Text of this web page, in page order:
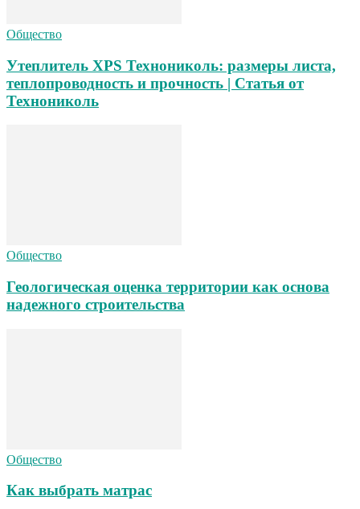
Общество
Утеплитель XPS Технониколь: размеры листа,
теплопроводность и прочность | Статья от
Технониколь
Общество
Геологическая оценка территории как основа
надежного строительства
Общество
Как выбрать матрас